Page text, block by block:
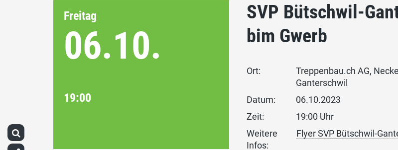
Freitag
06.10.
19:00
SVP Bütschwil-
bim Gwerb
Ort:
Treppenbau.ch AG,
Ganterschwil
Datum:
06.10.2023
Zeit:
19:00 Uhr
Weitere
Infos:
Flyer SVP Bütschwil-